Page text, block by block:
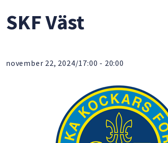
SKF Väst
november 22, 2024/17:00 - 20:00